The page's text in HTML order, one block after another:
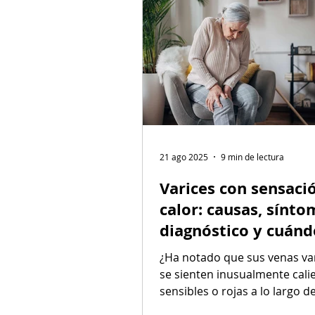
Varices con
calor: causas,
diagnóstico y
buscar atención
especializada
¿Ha notado que sus venas
se sienten inusualmente
sensibles o rojas a lo largo
21 ago 2025 9 min de lectura